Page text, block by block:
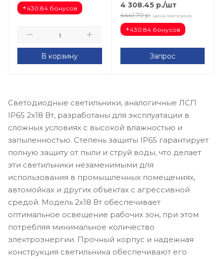
+430.84 бонусов
В корзину
4 308.45р./шт
4441.70 р. цена магазина
+430.84 бонусов
Запрос
Светодиодные светильники, аналогичные ЛСП
IP65 2х18 Вт, разработаны для эксплуатации в
сложных условиях с высокой влажностью и
запыленностью. Степень защиты IP65 гарантирует
полную защиту от пыли и струй воды, что делает
эти светильники незаменимыми для
использования в промышленных помещениях,
автомойках и других объектах с агрессивной
средой. Модель 2х18 Вт обеспечивает
оптимальное освещение рабочих зон, при этом
потребляя минимальное количество
электроэнергии. Прочный корпус и надежная
конструкция светильника обеспечивают его